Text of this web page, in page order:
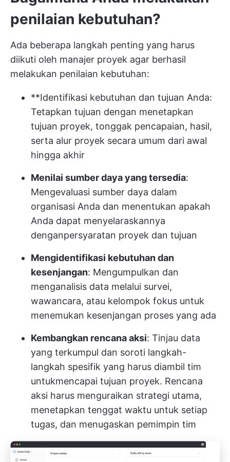
penilaian kebutuhan?
Ada beberapa langkah penting yang harus
diikuti oleh manajer proyek agar berhasil
melakukan penilaian kebutuhan:
**Identifikasi kebutuhan dan tujuan Anda:
Tetapkan tujuan dengan menetapkan
tujuan proyek, tonggak pencapaian, hasil,
serta alur proyek secara umum dari awal
hingga akhir
Menilai sumber daya yang tersedia:
Mengevaluasi sumber daya dalam
organisasi Anda dan menentukan apakah
Anda dapat menyelaraskannya
denganpersyaratan proyek dan tujuan
Mengidentifikasi kebutuhan dan
kesenjangan: Mengumpulkan dan
menganalisis data melalui survei,
wawancara, atau kelompok fokus untuk
menemukan kesenjangan proses yang ada
Kembangkan rencana aksi: Tinjau data
yang terkumpul dan soroti langkah-
langkah spesifik yang harus diambil tim
untukmencapai tujuan proyek. Rencana
aksi harus menguraikan strategi utama,
menetapkan tenggat waktu untuk setiap
tugas, dan menugaskan pemimpin tim